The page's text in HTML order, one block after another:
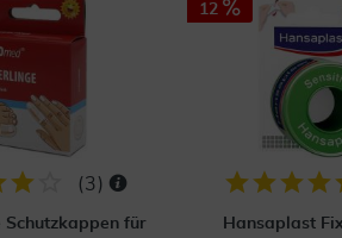
(3)
Schutzkappen für
12
Hansaplast